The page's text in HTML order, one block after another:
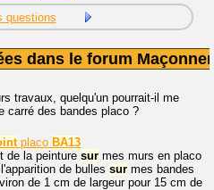
questions
dans le forum
travaux, quelqu'un pourrait-il me
carré des bandes placo ?
placo BA13
de la peinture sur mes murs en placo
de bulles sur mes bandes
de 1 cm de largeur pour 15 cm de